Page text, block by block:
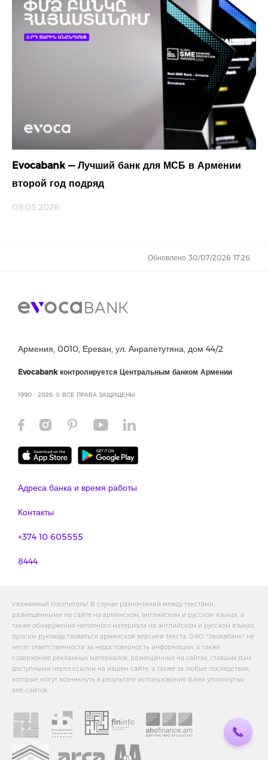
Evocabank — Лучший банк для МСБ в Армении
второй год подряд
08.05.2026
Обновлено 30/07/2026 17:26
Армения, 0010, Ереван, ул. Анрапетутяна, дом 44/2
Evocabank контролируется Центральным банком Армении
1990 - 2026, © ВСЕ ПРАВА ЗАЩИЩЕНЫ
Адреса банка и время работы
Контакты
+374 10 605555
8444
Уважаемый посетитель! В случае разночтений между текстами,
размещенными на сайте на армянском, английском и русском языках, а
также обнаружения неполного материала на английском и русском языках,
просим руководствоваться армянской версией текста. ОАО "Эвокабанк" не
несет ответственности за недостоверность информации, а также
содержание рекламных материалов, размещенных на сайтах, ставших Вам
доступными через ссылки на нашем сайте, а также за любые последствия,
которые могут возникнуть в результате использования Вами упомянутых
веб-сайтов.